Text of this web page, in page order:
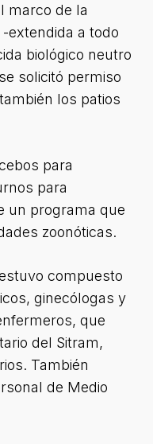
marco de la
extendida a todo
biológico neutro
solicitó permiso
los patios
para
para
un programa que
zoonóticas.
compuesto
ginecólogas y
que
del Sitram,
También
de Medio